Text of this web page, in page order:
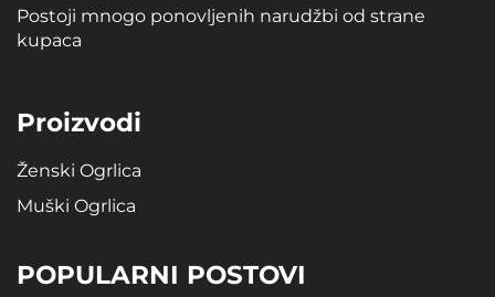
Postoji mnogo ponovljenih narudžbi od strane
kupaca
Proizvodi
Ženski Ogrlica
Muški Ogrlica
POPULARNI POSTOVI